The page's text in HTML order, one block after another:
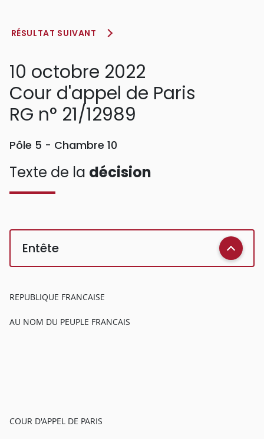
RÉSULTAT SUIVANT
10 octobre 2022
Cour d'appel de Paris
RG n° 21/12989
Pôle 5 - Chambre 10
Texte de la décision
Entête
REPUBLIQUE FRANCAISE
AU NOM DU PEUPLE FRANCAIS
COUR D'APPEL DE PARIS